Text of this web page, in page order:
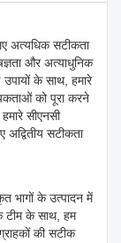
अत्यधिक सटीकता
और अत्याधुनिक
के साथ, हमारे
को पूरा करने
सीएनसी
सटीकता
भागों के उत्पादन में
टीम के साथ, हम
की सटीक